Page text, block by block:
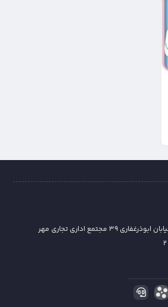
مشهد بلوار احمدآباد خیابان ابوذرغفاری 39 مجتمع اداری تجاری مهر